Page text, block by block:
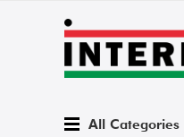
All Categories